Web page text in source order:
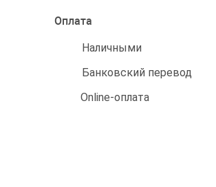
Оплата
Наличными
Банковский перевод
Online-оплата